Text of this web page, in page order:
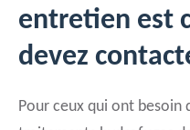
entretien est
devez
Pour ceux qui ont besoin